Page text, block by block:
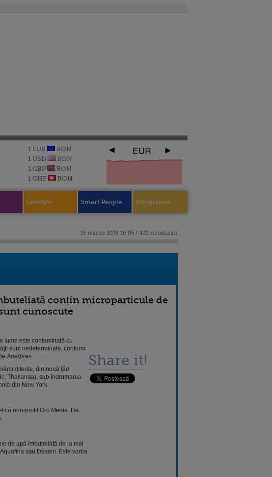
1 EUR
RON
1 USD
RON
1 GBP
RON
1 CHF
RON
EUR
Lifestyle Smart People Infografice
15 martie 2018 16:05 / 421 vizualizari
conțin microparticule de
cunoscute
lume este contaminată cu
sunt nedeterminate, conform
Agerpres.
diferite, din nouă ţări
Thailanda), sub îndrumarea
din New York.
non-profit Orb Media. De
de apă îmbuteliată de la mai
sau Dasani. Este vorba
Share it!